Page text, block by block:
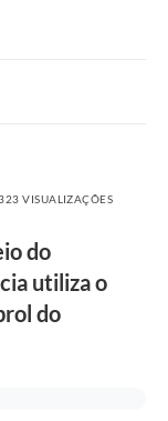
VISUALIZAÇÕES
do
utiliza o
do